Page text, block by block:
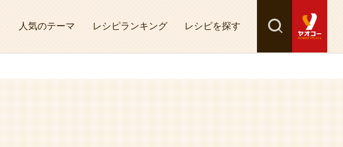
HOME人気のテーマ レシピランキング レシピを探す 検索
探す